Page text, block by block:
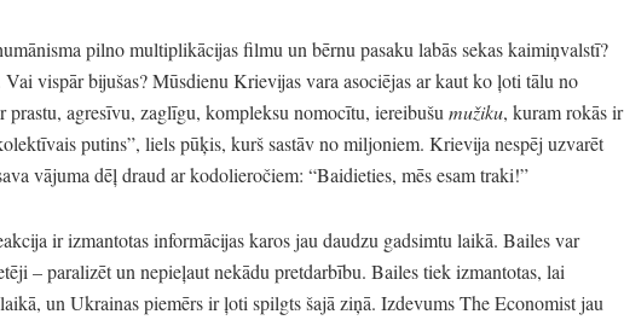
pilno multiplikācijas filmu un bērnu pasaku labās sekas kaimiņvalstī?
Vai vispār bijušas?Mūsdienu Krievijas vara asociējas ar kaut ko ļoti tālu no
prastu, agresīvu, zaglīgu, kompleksu nomocītu, iereibušumužiku, kuram rokās ir
putins”, liels pūķis, kurš sastāv no miljoniem. Krievija nespēj uzvarēt
vājuma dēļ draud ar kodolieročiem: “Baidieties, mēs esam traki!”
ir izmantotas informācijas karos jau daudzu gadsimtu laikā. Bailes var
– paralizēt un nepieļaut nekādu pretdarbību. Bailes tiek izmantotas, lai
un Ukrainas piemērs ir ļoti spilgts šajā ziņā. Izdevums The Economist jau